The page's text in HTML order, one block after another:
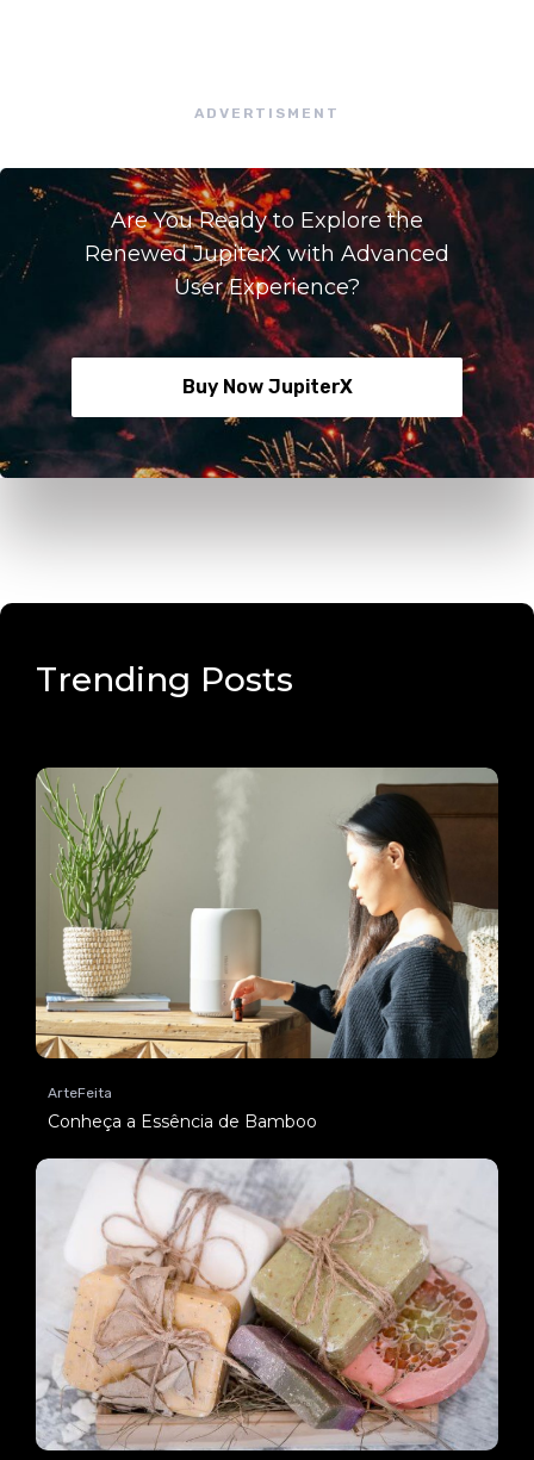
ADVERTISMENT
Are You Ready to Explore the
Renewed JupiterX with Advanced
User Experience?
Buy Now JupiterX
Trending Posts
ArteFeita
Conheça a Essência de Bamboo